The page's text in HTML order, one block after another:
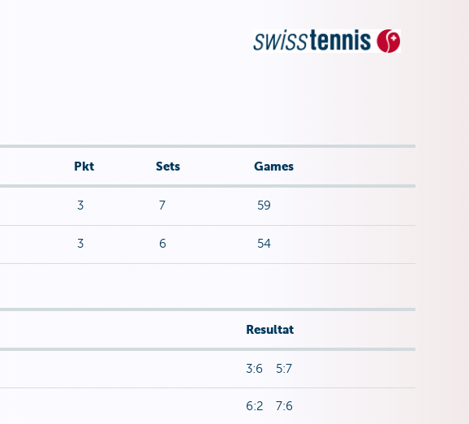
Pkt Sets Games
3 7 59
3 6 54
Resultat
3:6 5:7
6:2 7:6